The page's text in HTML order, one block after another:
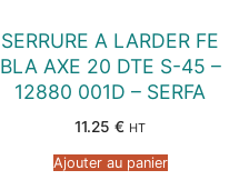
SERRURE A LARDER FE
BLA AXE 20 DTE S-45 –
12880 001D – SERFA
11.25 € HT
Ajouter au panier